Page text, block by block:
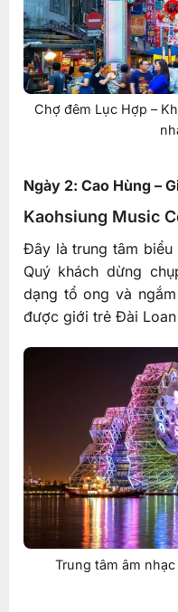
Chợ đêm Lục Hợp –
Ngày 2: Cao Hùng –
Kaohsiung Music
Đây là trung tâm biểu
Quý khách dừng
dạng tổ ong và
được giới trẻ Đài
Trung tâm âm